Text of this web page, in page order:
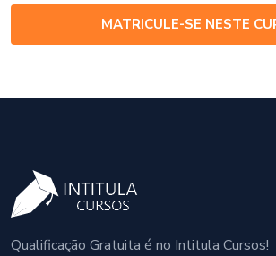
MATRICULE-SE NESTE
Qualificação Gratuita é no Intitula Cursos!